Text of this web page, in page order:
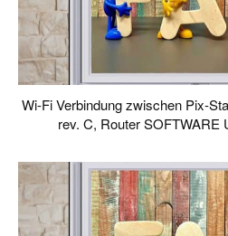
Wi-Fi Verbindung zwischen Pix-
rev. C, Router SOFTWARE